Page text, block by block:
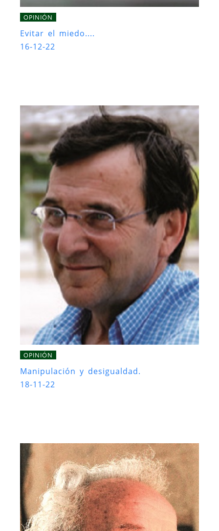
OPINIÓN
Evitar el miedo....
16-12-22
OPINIÓN
Manipulación y desigualdad.
18-11-22